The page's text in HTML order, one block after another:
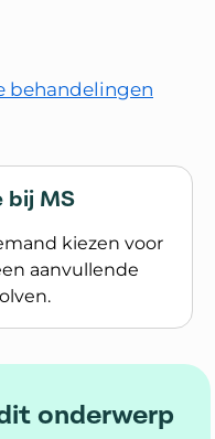
behandelingen
bij MS
kiezen voor
aanvullende
bij MS
onderwerp